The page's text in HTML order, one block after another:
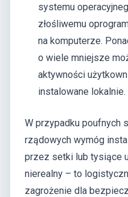
systemu
złośliwemu
na komputerze.
o wiele mniejsze
aktywności
instalowane lokalnie.
W przypadku poufnych
rządowych wymóg
przez setki lub tysiące
nierealny – to
zagrożenie dla